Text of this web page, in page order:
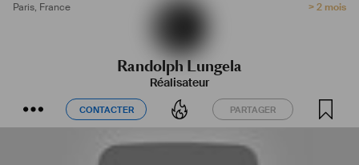
Paris, France > 2 mois
Randolph Lungela
Réalisateur
CONTACTER PARTAGER
CONTACTER PARTAGER